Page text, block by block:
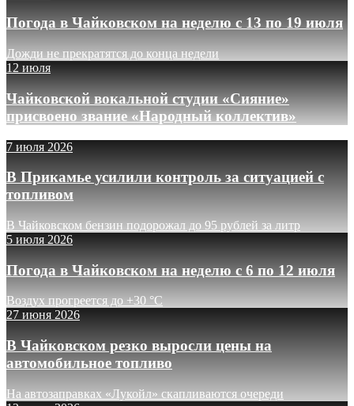
Погода в Чайковском на неделю с 13 по 19 июля
Дожди не прекратятся до конца недели
12 июля
Чайковской вокальной студии «Сияние»
присвоено звание «Народный коллектив»
7 июля 2026
В Прикамье усилили контроль за ситуацией с
топливом
В Чайковском бензин подорожал до 95 рублей за литр
5 июля 2026
Погода в Чайковском на неделю с 6 по 12 июля
Воздух прогреется до +30 °C
27 июня 2026
В Чайковском резко выросли цены на
автомобильное топливо
На автозаправках «Лукойл» скапливаются очереди